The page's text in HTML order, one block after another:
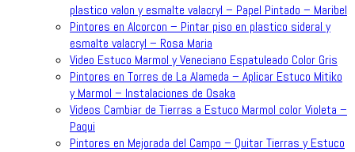
plastico valon y esmalte valacryl – Papel Pintado – Maribel
Pintores en Alcorcon – Pintar piso en plastico sideral y
esmalte valacryl – Rosa Maria
Video Estuco Marmol y Veneciano Espatuleado Color Gris
Pintores en Torres de La Alameda – Aplicar Estuco Mitiko
y Marmol – Instalaciones de Osaka
Videos Cambiar de Tierras a Estuco Marmol color Violeta –
Paqui
Pintores en Mejorada del Campo – Quitar Tierras y Estuco